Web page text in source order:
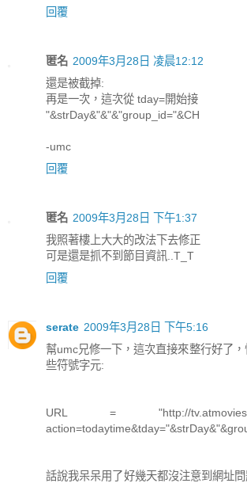
回覆
匿名 2009年3月28日 凌晨12:12
還是被截掉:
再是一次，這次從 tday=開始接
"&strDay&"&"&"group_id="&CH
-umc
回覆
匿名 2009年3月28日 下午1:37
我照著樓上大大的改法下去修正
可是還是抓不到節目資訊..T_T
回覆
serate 2009年3月28日 下午5:16
幫umc兄修一下，這次直接來整行好了
些符號字元:
URL = "http://
話說我呆呆用了好幾天都沒注意到網址